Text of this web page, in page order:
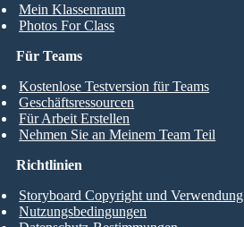
Mein Klassenraum
Photos For Class
Für Teams
Kostenlose Testversion für Teams
Geschäftsressourcen
Für Arbeit Erstellen
Nehmen Sie an Meinem Team Teil
Richtlinien
Storyboard Copyright und Verwendung
Nutzungsbedingungen